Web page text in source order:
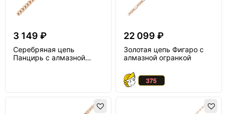
3 149 ₽
Серебряная цепь
Панцирь с алмазной
22 099 ₽
Золотая цепь Фигаро с
алмазной огранкой